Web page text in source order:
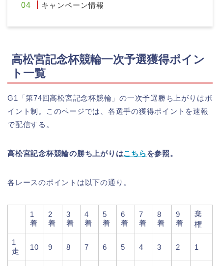
キャンペーン情報
高松宮記念杯競輪一次予選獲得ポイン
ト一覧
G1「第74回高松宮記念杯競輪」の一次予選勝ち上がりはポ
イント制。このページでは、各選手の獲得ポイントを速報
で配信する。
高松宮記念杯競輪の勝ち上がりはこちらを参照。
各レースのポイントは以下の通り。
1
着
2
着
3
着
4
着
5
着
6
着
7
着
8
着
9
着
棄
権
1
走
10 9 8 7 6 5 4 3 2 1